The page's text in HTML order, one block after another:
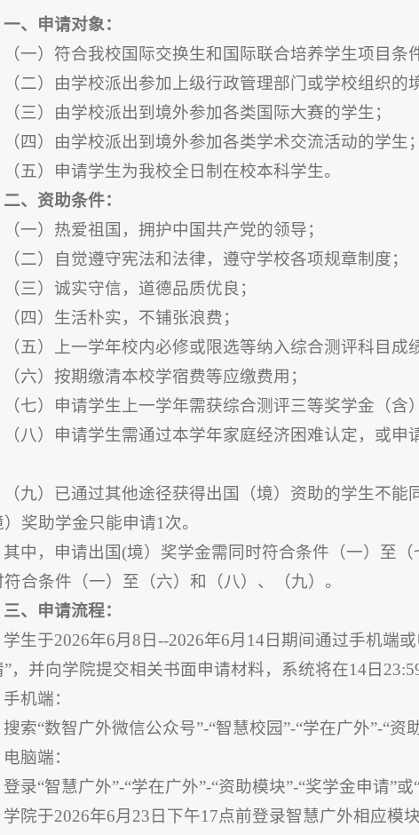
一、申请对象：
（一）符合我校国际交换生和国际联合培养学生项目条
（二）由学校派出参加上级行政管理部门或学校组织的
（三）由学校派出到境外参加各类国际大赛的学生；
（四）由学校派出到境外参加各类学术交流活动的学生；
（五）申请学生为我校全日制在校本科学生。
二、资助条件：
（一）热爱祖国，拥护中国共产党的领导；
（二）自觉遵守宪法和法律，遵守学校各项规章制度；
（三）诚实守信，道德品质优良；
（四）生活朴实，不铺张浪费；
（五）上一学年校内必修或限选等纳入综合测评科目成
（六）按期缴清本校学宿费等应缴费用；
（七）申请学生上一学年需获综合测评三等奖学金（含
（八）申请学生需通过本学年家庭经济困难认定，或
（九）已通过其他途径获得出国（境）资助的学生不
奖助学金只能申请1次。
其中，申请出国(境）奖学金需同时符合条件（一）至
合条件（一）至（六）和（八）、（九）。
三、申请流程：
学生于2026年6月8日--2026年6月14日期间通过手机端
，并向学院提交相关书面申请材料，系统将在14日
手机端：
搜索“数智广外微信公众号”-“智慧校园”-“学在广外”-“资
电脑端：
登录“智慧广外”-“学在广外”-“资助模块”-“奖学金申请”或
学院于2026年6月23日下午17点前登录智慧广外相应模